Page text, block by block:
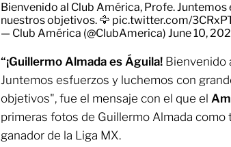
Bienvenido al Club América, Profe.
nuestros objetivos. 🦅 pic.twitter.com/
— Club América (@ClubAmerica) June 10,
“¡Guillermo Almada es Águila! Bienvenido
Juntemos esfuerzos y luchemos con
objetivos", fue el mensaje con el que el
primeras fotos de Guillermo Almada como
ganador de la Liga MX.